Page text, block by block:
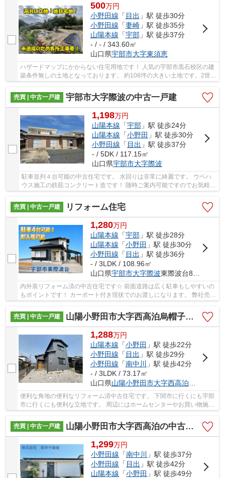
500万円
小野田線 「 目出 」駅 徒歩30分
小野田線 「妻崎」駅 徒歩35分
山陽本線 「宇部」駅 徒歩37分
- / - / 343.60㎡
山口県宇部市大字東須恵
ハザードマップにかからない住宅用地です！ 人気の宇部市黒石校区の建
築条件無しの土地となっております。 約108坪の大きい土地です。2世帯
売買 | 中古一戸建
宇部市大字際波の中古一戸建
1,198万円
山陽本線 「宇部」駅 徒歩24分
山陽本線 「小野田 」駅 徒歩30分
小野田線 「 目出 」駅 徒歩37分
- / 5DK / 117.15㎡
山口県宇部市大字際波
駐車並列４台可能の中古住宅です。 水回りは非常に綺麗です。 ウベハ
ウス施工の鉄筋コンクリート造です！ 随時ご案内可能ですのでお気軽に
売買 | 中古一戸建
リフォーム住宅
1,280万円
山陽本線 「宇部」駅 徒歩28分
山陽本線 「小野田 」駅 徒歩30分
小野田線 「 目出 」駅 徒歩36分
- / 3LDK / 108.96㎡
山口県宇部市大字際波東際波台8-3-5
内外装リフォーム済の中古住宅です☆ 前面道路は広く駐車もしやすいの
もポイントです！ カーポート付き現状でのお渡しになります。 弊社売主
の物件ですので、仲介手数料もかかりません...
売買 | 中古一戸建
山陽小野田市大字西高泊烏帽子岩前の中古一戸建
1,288万円
山陽本線 「小野田 」駅 徒歩22分
小野田線 「 目出 」駅 徒歩29分
小野田線 「南中川
」駅 徒歩42分
- / 3LDK / 73.17㎡
山口県山陽小野田市大字西高泊
便利な角地の便利なリフォーム済中古住宅です。 下関市に行くにも宇部
市に行くにも便利な立地です。 周辺にはホームセンターやお買い物施設
が多くございますので生活も充実致します。 ...
売買 | 中古一戸建
山陽小野田市大字西高泊の中古一戸建
1,299万円
小野田線 「南中川 」駅 徒歩37分
小野田線 「目出 」駅 徒歩42分
山陽本線 「小野田 」駅 徒歩49分